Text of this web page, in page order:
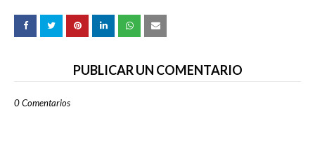
PUBLICAR UN COMENTARIO
0 Comentarios